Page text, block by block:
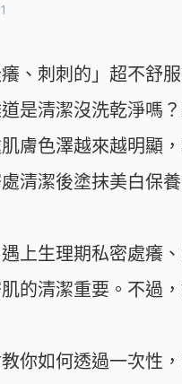
、刺刺的」超不舒
是清潔沒洗乾淨嗎
膚色澤越來越明顯
清潔後塗抹美白保
上生理期私密處癢
的清潔重要。不過
你如何透過一次性